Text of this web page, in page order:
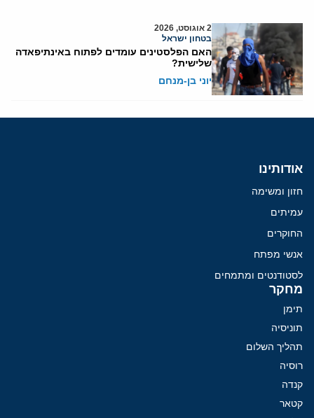
2 אוגוסט, 2026
בטחון ישראל
האם הפלסטינים עומדים לפתוח באינתיפאדה
שלישית?
יוני בן-מנחם
אודותינו
חזון ומשימה
עמיתים
החוקרים
אנשי מפתח
לסטודנטים ומתמחים
מחקר
תימן
תוניסיה
תהליך השלום
רוסיה
קנדה
קטאר